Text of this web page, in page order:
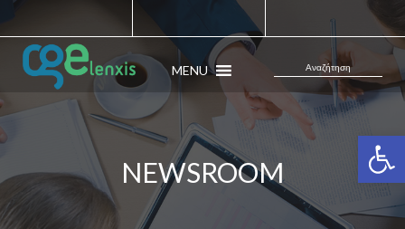
MENU
NEWSROOM